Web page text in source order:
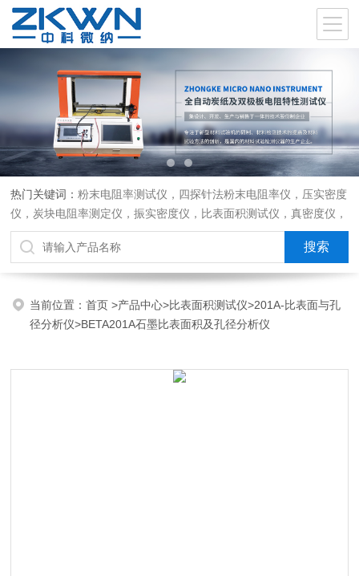
热门关键词：粉末电阻率测试仪，四探针法粉末电阻率仪，压实密度
仪，炭块电阻率测定仪，振实密度仪，比表面积测试仪，真密度仪，
炭块热膨胀仪，炭块透气率仪，炭块二氧化碳反应测定仪
当前位置：首页>产品中心>比表面积测试仪>201A-比表面与孔
径分析仪>BETA201A石墨比表面积及孔径分析仪